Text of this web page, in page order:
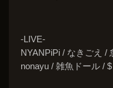
-LIVE-
NYANPiPi / なきごえ /
nonayu / 雑魚ドール /